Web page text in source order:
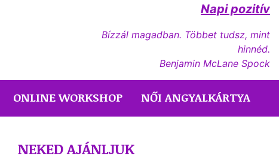
Napi pozitív
Bízzál magadban. Többet tudsz, mint
hinnéd.
Benjamin McLane Spock
ONLINE WORKSHOP NŐI ANGYALKÁRTYA
NEKED AJÁNLJUK